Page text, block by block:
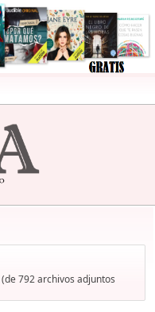
(de 792 archivos adjuntos